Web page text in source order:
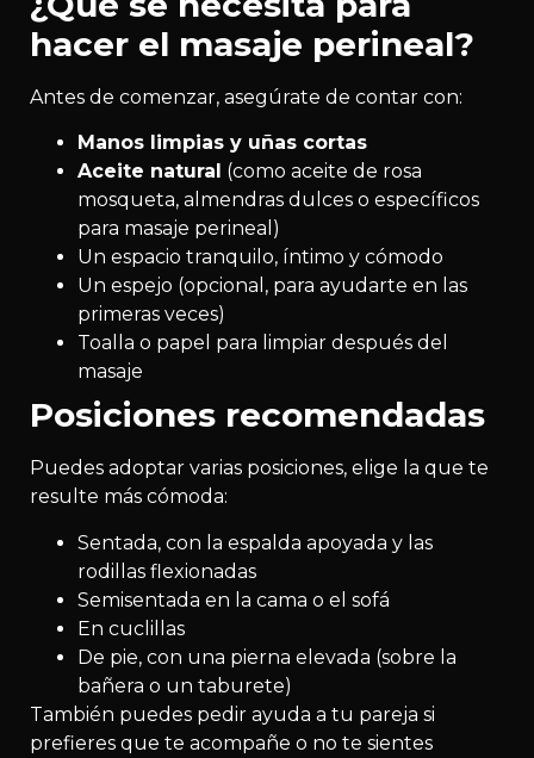
hacer el masaje perineal?
Antes de comenzar, asegúrate de contar con:
Manos limpias y uñas cortas
Aceite natural (como aceite de rosa
mosqueta, almendras dulces o específicos
para masaje perineal)
Un espacio tranquilo, íntimo y cómodo
Un espejo (opcional, para ayudarte en las
primeras veces)
Toalla o papel para limpiar después del
masaje
Posiciones recomendadas
Puedes adoptar varias posiciones, elige la que te
resulte más cómoda:
Sentada, con la espalda apoyada y las
rodillas flexionadas
Semisentada en la cama o el sofá
En cuclillas
De pie, con una pierna elevada (sobre la
bañera o un taburete)
También puedes pedir ayuda a tu pareja si
prefieres que te acompañe o no te sientes